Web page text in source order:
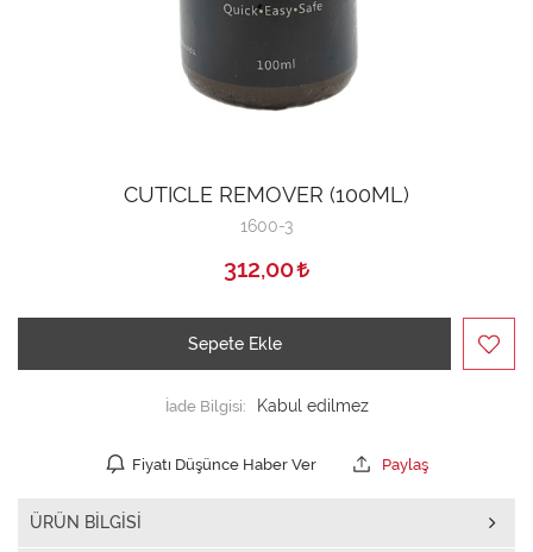
CUTICLE REMOVER (100ML)
1600-3
312,00
Sepete Ekle
İade Bilgisi:
Fiyatı Düşünce Haber Ver Paylaş
ÜRÜN BILGISI